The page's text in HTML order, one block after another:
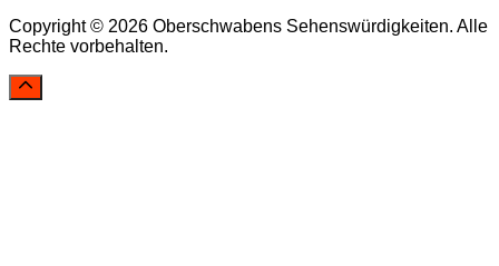
Copyright © 2026 Oberschwabens Sehenswürdigkeiten. Alle
Rechte vorbehalten.